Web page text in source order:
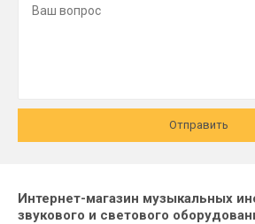
Отправить
Интернет-магазин музыкальных
звукового и светового